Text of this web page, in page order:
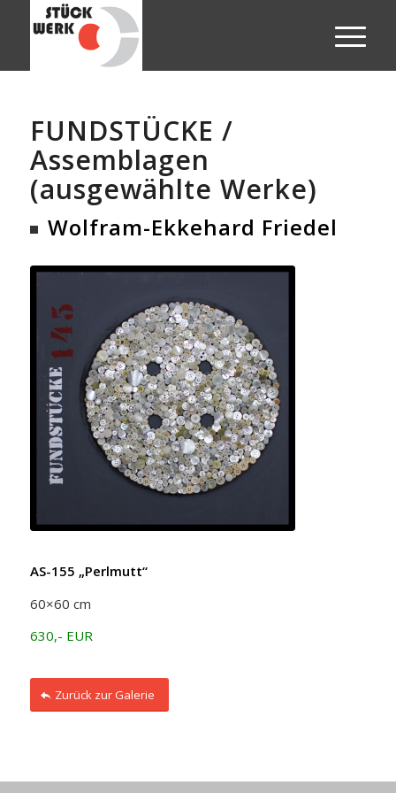
FUNDSTÜCKE /
Assemblagen
(ausgewählte Werke)
Wolfram-Ekkehard Friedel
AS-155 „Perlmutt“
60×60 cm
630,- EUR
Zurück zur Galerie